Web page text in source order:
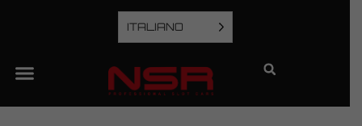
ITALIANO